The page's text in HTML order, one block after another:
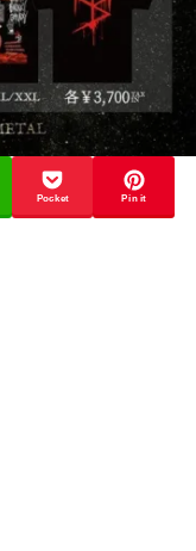
Pocket Pin it